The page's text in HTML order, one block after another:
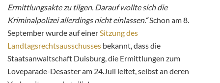
Ermittlungsakte zu tilgen. Darauf wollte sich die
Kriminalpolizei allerdings nicht einlassen.“Schon am 8.
September wurde auf einerSitzung des
Landtagsrechtsausschusses bekannt, dass die
Staatsanwaltschaft Duisburg, die Ermittlungen zum
Loveparade-Desaster am 24.Juli leitet, selbst an deren